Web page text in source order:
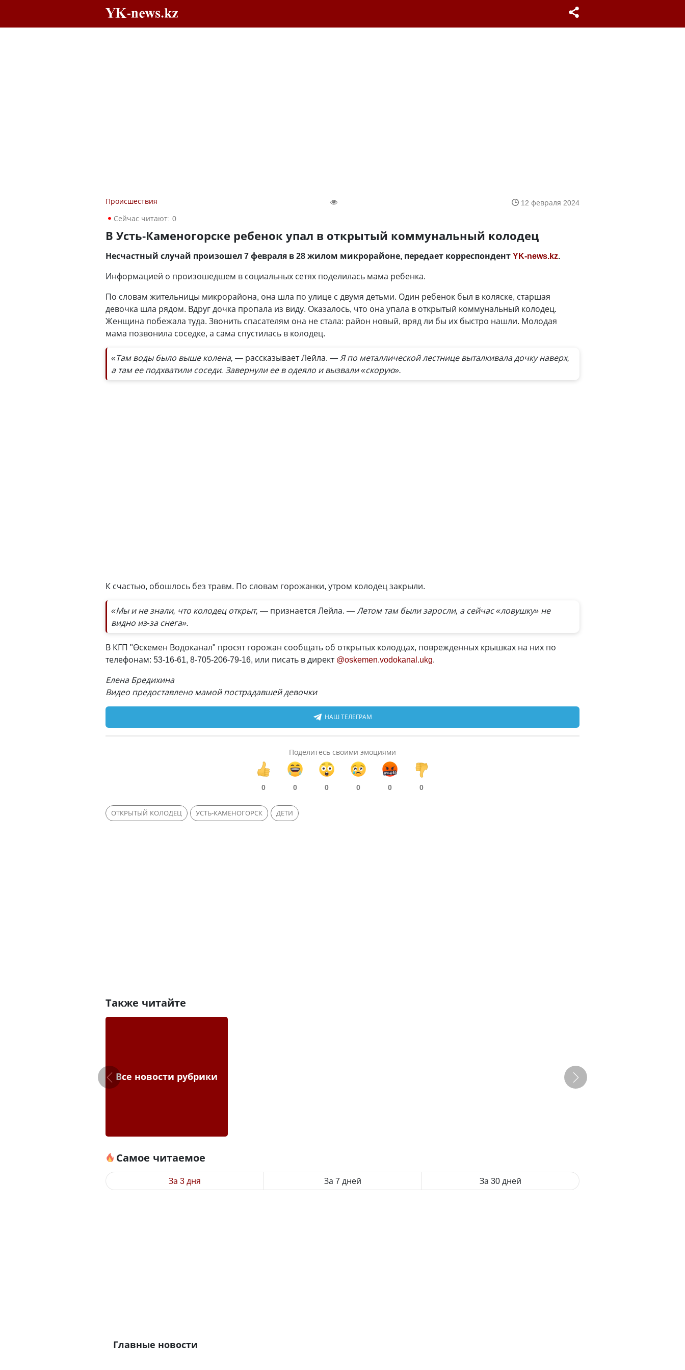
Происшествия
12 февраля 2024
Сейчас читают: 0
В Усть-Каменогорске ребенок упал в открытый коммунальный колодец
Несчастный случай произошел 7 февраля в 28 жилом микрорайоне, передает корреспондентYK-news.kz.
Информацией о произошедшем в социальных сетях поделилась мама ребенка.
По словам жительницы микрорайона, она шла по улице с двумя детьми. Один ребенок был в коляске, старшая
девочка шла рядом. Вдруг дочка пропала из виду. Оказалось, что она упала в открытый коммунальный колодец.
Женщина побежала туда. Звонить спасателям она не стала: район новый, вряд ли бы их быстро нашли. Молодая
мама позвонила соседке, а сама спустилась в колодец.
«Там воды было выше колена, — рассказывает Лейла. — Я по металлической лестнице выталкивала дочку наверх,
а там ее подхватили соседи. Завернули ее в одеяло и вызвали «скорую».
К счастью, обошлось без травм. По словам горожанки, утром колодец закрыли.
«Мы и не знали, что колодец открыт, — признается Лейла. — Летом там были заросли, а сейчас «ловушку» не
видно из-за снега».
В КГП "Өскемен Водоканал" просят горожан сообщать об открытых колодцах, поврежденных крышках на них по
телефонам: 53-16-61, 8-705-206-79-16, или писать в директ@oskemen.vodokanal.ukg.
Елена Бредихина
Видео предоставлено мамой пострадавшей девочки
НАШ ТЕЛЕГРАМ
Поделитесь своими эмоциями
0 0 0 0 0 0
ОТКРЫТЫЙ КОЛОДЕЦ УСТЬ-КАМЕНОГОРСК ДЕТИ
Также читайте
Все новости рубрики
Самое читаемое
За 3 дня За 7 дней За 30 дней
Главные новости